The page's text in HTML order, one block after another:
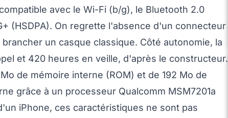
avec le Wi-Fi (b/g), le Bluetooth 2.0
(HSDPA). On regrette l'absence d'un connecteur
un casque classique. Côté autonomie, la
et 420 heures en veille, d'après le constructeur.
de mémoire interne (ROM) et de 192 Mo de
grâce à un processeur Qualcomm MSM7201a
iPhone, ces caractéristiques ne sont pas